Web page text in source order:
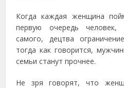
Когда каждая женщина
первую очередь
самого, децтва
тогда как говорится,
семьи станут прочнее.
Не зря говорят, что